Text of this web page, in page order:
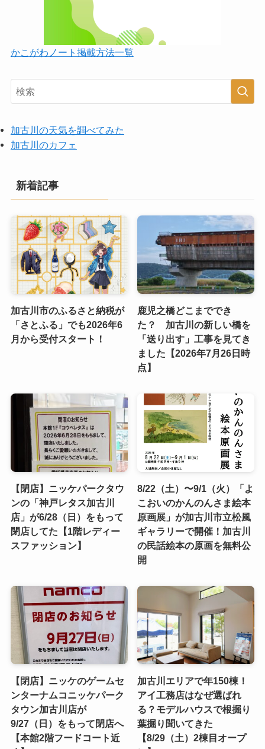
かこがわノート掲載方法一覧
加古川の天気を調べてみた
加古川のカフェ
新着記事
加古川市のふるさと納税が
「さとふる」でも2026年6
月から受付スタート！
鹿児之橋どこまででき
た？ 加古川の新しい橋を
「送り出す」工事を見てき
ました【2026年7月26日時
点】
【閉店】ニッケパークタウ
ンの「神戸レタス加古川
店」が6/28（日）をもって
閉店してた【1階レディー
スファッション】
8/22（土）〜9/1（火）「よ
こおいのかんのんさま絵本
原画展」が加古川市立松風
ギャラリーで開催！加古川
の民話絵本の原画を無料公
開
【閉店】ニッケのゲームセ
ンターナムコニッケパーク
タウン加古川店が
9/27（日）をもって閉店へ
【本館2階フードコート近
加古川エリアで年150棟！
アイ工務店はなぜ選ばれ
る？モデルハウスで根掘り
葉掘り聞いてきた
【8/29（土）2棟目オープ